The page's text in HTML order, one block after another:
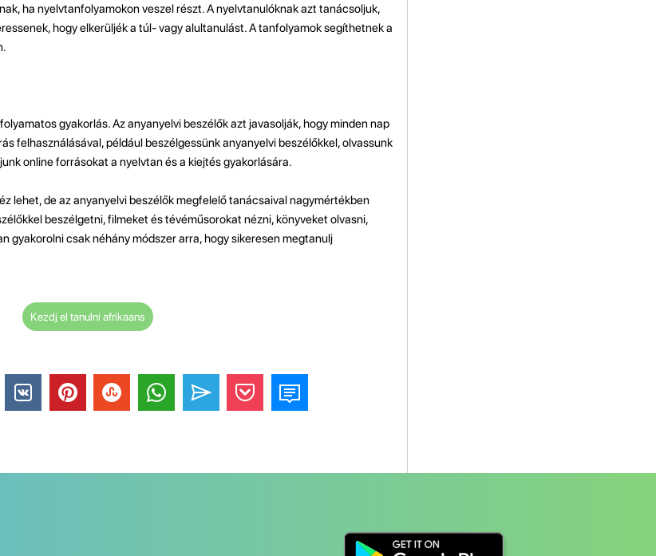
ha nyelvtanfolyamokon veszel részt. A nyelvtanulóknak azt tanácsoljuk,
hogy elkerüljék a túl- vagy alultanulást. A tanfolyamok segíthetnek a
gyakorlás. Az anyanyelvi beszélők azt javasolják, hogy minden nap
felhasználásával, például beszélgessünk anyanyelvi beszélőkkel, olvassunk
online forrásokat a nyelvtan és a kiejtés gyakorlására.
lehet, de az anyanyelvi beszélők megfelelő tanácsaival nagymértékben
beszélgetni, filmeket és tévéműsorokat nézni, könyveket olvasni,
gyakorolni csak néhány módszer arra, hogy sikeresen megtanulj
Kezdj el tanulni afrikaans